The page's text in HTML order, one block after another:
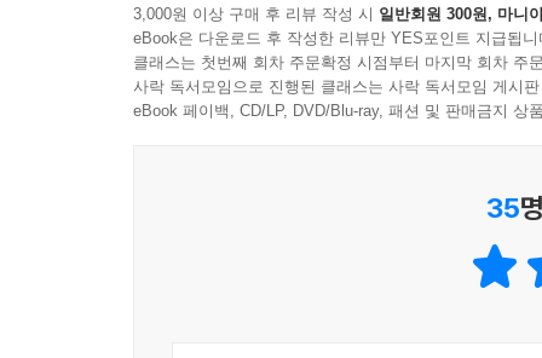
--- p.309
신참 관리자부터 베테랑 관리자까지 모두에게 필
이 책은 중대한 일을 맡기 시작한 한 관리자의
해결책을 제시해?다. 만약 당신이 관리자라면
체크리스트를 통해 자신의 관리 스타일을 파악
리더십을 최상으로 이끌어낼 수 있는 비법을, 놀
조직의 주변만 맴도는 리더들을 중심으로 이끌 책
수십 년간의 나의 고민을 말끔히 해결해준 책!
'이브라힘 다브두브(쿠웨이트 국립은행 회장)'
이 책을 읽고 나면 상사로서 한층 성장한 자신을
리더십을 최상으로 이끌어낼 수 있는 비법을, 놀랍
3,000원 이상 구매 후 리뷰 작성 시 일반회원 300원, 마니
eBook은 다운로드 후 작성한 리뷰만 YES포인트 지급됩니
클래스는 첫번째 회차 주문확정 시점부터 마지막 회차 주
사락 독서모임으로 진행된 클래스는 사락 독서모임 게시
eBook 페이백, CD/LP, DVD/Blu-ray, 패션 및 판매금지 상
35